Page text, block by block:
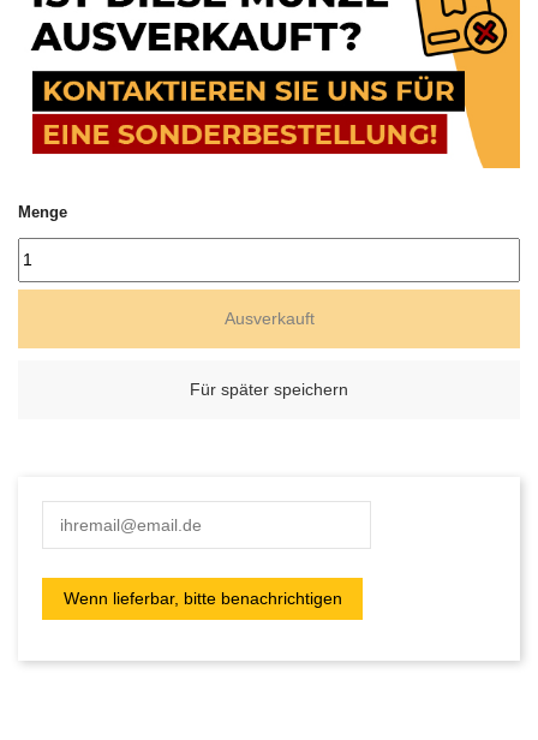
Menge
Ausverkauft
Für später speichern